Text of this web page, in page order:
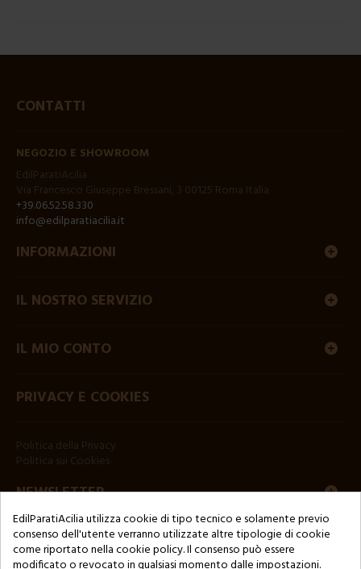
CONTATTI
NEGOZIO E SHOWROOM
+39.06.52.58.330
info@edilparatiacilia.it
INFORMAZIONI
IL NOSTRO SERVIZIO
IL MIO CONTO
PRIVACY E COOKIES
NEWSLETTER
EdilParatiAcilia utilizza cookie di tipo tecnico e solamente previo
consenso dell'utente verranno utilizzate altre tipologie di cookie
come riportato nella cookie policy. Il consenso può essere